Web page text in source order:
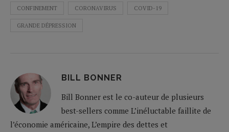
CONFINEMENT CORONAVIRUS COVID-19
GRANDE DÉPRESSION
BILL BONNER
Bill Bonner est le co-auteur de plusieurs
best-sellers comme L’inéluctable faillite de
l’économie américaine, L’empire des dettes et